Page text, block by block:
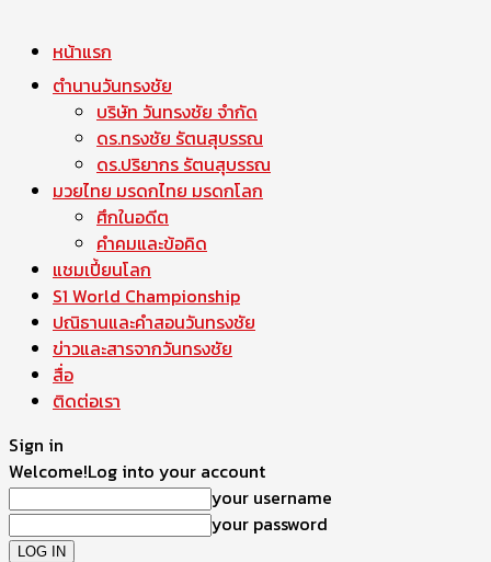
หน้าแรก
ตำนานวันทรงชัย
บริษัท วันทรงชัย จำกัด
ดร.ทรงชัย รัตนสุบรรณ
ดร.ปริยากร รัตนสุบรรณ
มวยไทย มรดกไทย มรดกโลก
ศึกในอดีต
คำคมและข้อคิด
แชมเปี้ยนโลก
S1 World Championship
ปณิธานและคำสอนวันทรงชัย
ข่าวและสารจากวันทรงชัย
สื่อ
ติดต่อเรา
Sign in
Welcome!Log into your account
your username
your password